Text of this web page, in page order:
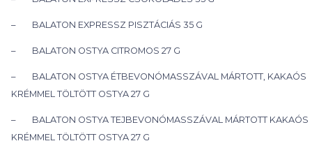
– BALATON EXPRESSZ PISZTÁCIÁS 35 G
– BALATON OSTYA CITROMOS 27 G
– BALATON OSTYA ÉTBEVONÓMASSZÁVAL MÁRTOTT, KAKAÓS
KRÉMMEL TÖLTÖTT OSTYA 27 G
– BALATON OSTYA TEJBEVONÓMASSZÁVAL MÁRTOTT KAKAÓS
KRÉMMEL TÖLTÖTT OSTYA 27 G